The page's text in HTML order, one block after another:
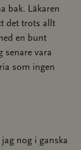
bak. Läkaren
det trots allt
en bunt
senare vara
som ingen
nog i ganska